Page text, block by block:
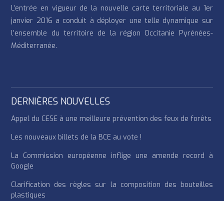
L’entrée en vigueur de la nouvelle carte territoriale au 1er
janvier 2016 a conduit à déployer une telle dynamique sur
l’ensemble du territoire de la région Occitanie Pyrénées-
Méditerranée.
DERNIÈRES NOUVELLES
Appel du CESE à une meilleure prévention des feux de forêts
Les nouveaux billets de la BCE au vote !
La Commission européenne inflige une amende record à
Google
Clarification des règles sur la composition des bouteilles
plastiques